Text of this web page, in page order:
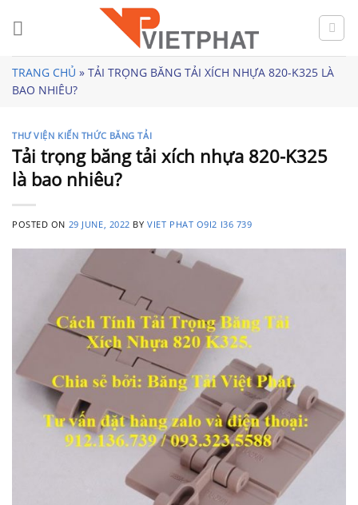
TRANG CHỦ » TẢI TRỌNG BĂNG TẢI XÍCH NHỰA 820-K325 LÀ
BAO NHIÊU?
THƯ VIỆN KIẾN THỨC BĂNG TẢI
Tải trọng băng tải xích nhựa 820-K325
là bao nhiêu?
POSTED ON 29 JUNE, 2022 BYVIET PHAT O9I2 I36 739